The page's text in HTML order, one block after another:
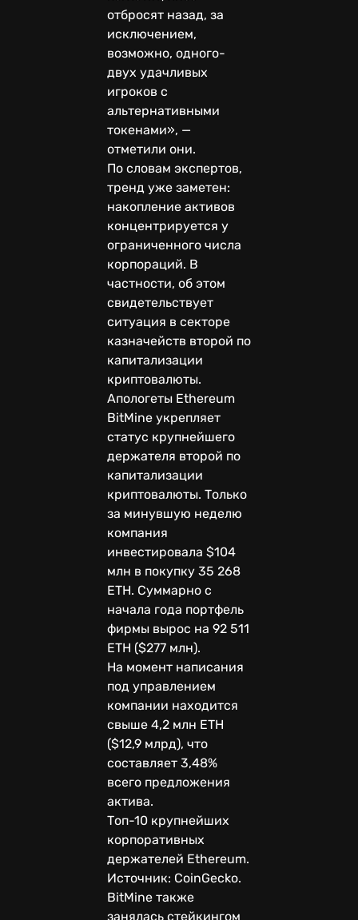
отбросят назад, за
исключением,
возможно, одного-
двух удачливых
игроков с
альтернативными
токенами», —
отметили они.
По словам экспертов,
тренд уже заметен:
накопление активов
концентрируется у
ограниченного числа
корпораций. В
частности, об этом
свидетельствует
ситуация в секторе
казначейств второй по
капитализации
криптовалюты.
Апологеты Ethereum
BitMine укрепляет
статус крупнейшего
держателя второй по
капитализации
криптовалюты. Только
за минувшую неделю
компания
инвестировала $104
млн в покупку 35 268
ETH. Суммарно с
начала года портфель
фирмы вырос на 92 511
ETH ($277 млн).
На момент написания
под управлением
компании находится
свыше 4,2 млн ETH
($12,9 млрд), что
составляет 3,48%
всего предложения
актива.
Топ-10 крупнейших
корпоративных
держателей Ethereum.
Источник: CoinGecko.
BitMine также
занялась стейкингом